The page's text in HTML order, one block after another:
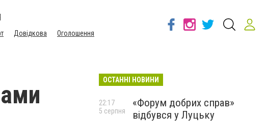
Довідкова Оголошення
ОСТАННІ НОВИНИ
«Форум добрих справ»
відбувся у Луцьку
22:17
5 серпня